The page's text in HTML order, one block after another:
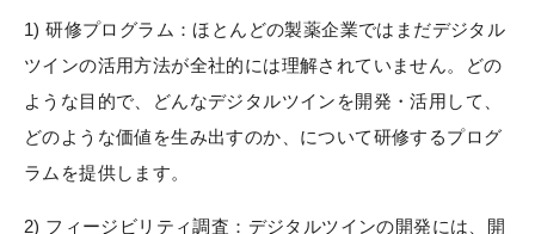
1) 研修プログラム：ほとんどの製薬企業ではまだデジタル
ツインの活用方法が全社的には理解されていません。どの
ような目的で、どんなデジタルツインを開発・活用して、
どのような価値を生み出すのか、について研修するプログ
ラムを提供します。
2) フィージビリティ調査：デジタルツインの開発には、開